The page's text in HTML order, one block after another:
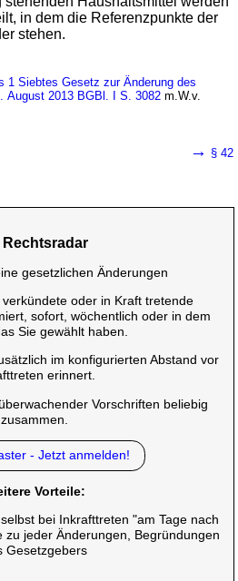
in dem die Referenzpunkte der
stehen.
1 Siebtes Gesetz zur Änderung des
August 2013 BGBl. I S. 3082 m.W.v.
→ § 42
Rechtsradar
gesetzlichen Änderungen
oder in Kraft tretende
sofort, wöchentlich oder in dem
Sie gewählt haben.
im konfigurierten Abstand vor
erinnert.
Vorschriften beliebig
zusammen.
- Jetzt anmelden!
Vorteile:
bei Inkrafttreten "am Tage nach
zu jeder Änderungen, Begründungen
Gesetzgebers